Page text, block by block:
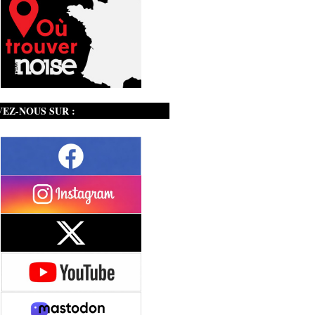
NOUS SUR :